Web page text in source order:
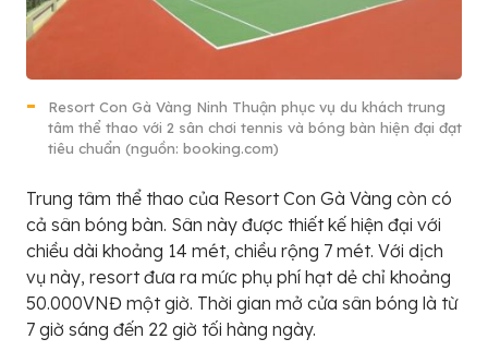
Resort Con Gà Vàng Ninh Thuận phục vụ du khách trung
tâm thể thao với 2 sân chơi tennis và bóng bàn hiện đại đạt
tiêu chuẩn (nguồn: booking.com)
Trung tâm thể thao của Resort Con Gà Vàng còn có
cả sân bóng bàn. Sân này được thiết kế hiện đại với
chiều dài khoảng 14 mét, chiều rộng 7 mét. Với dịch
vụ này, resort đưa ra mức phụ phí hạt dẻ chỉ khoảng
50.000VNĐ một giờ. Thời gian mở cửa sân bóng là từ
7 giờ sáng đến 22 giờ tối hàng ngày.